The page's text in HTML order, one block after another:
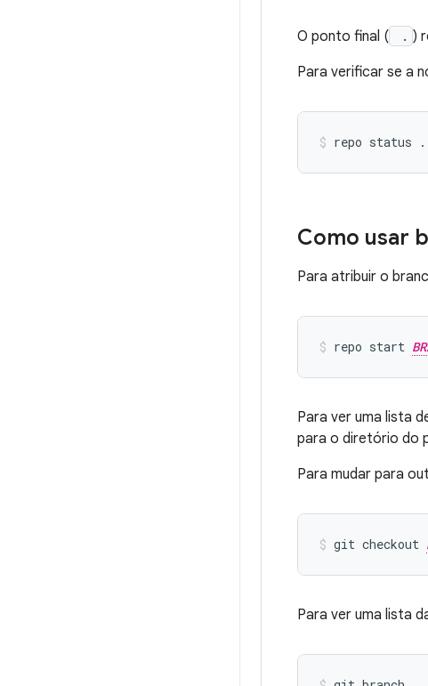
O ponto final ( . )
Para verificar se a
Como usar
Para atribuir o
repo start
Para ver uma lista
para o diretório do
Para mudar para
git checkout
Para ver uma lista